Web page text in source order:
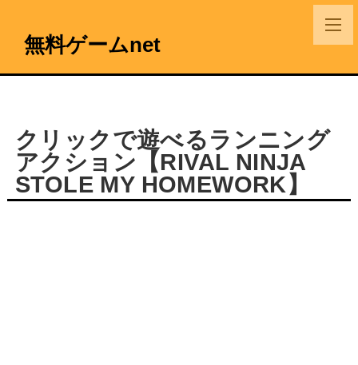
無料ゲームnet
クリックで遊べるランニング
アクション【RIVAL NINJA
STOLE MY HOMEWORK】